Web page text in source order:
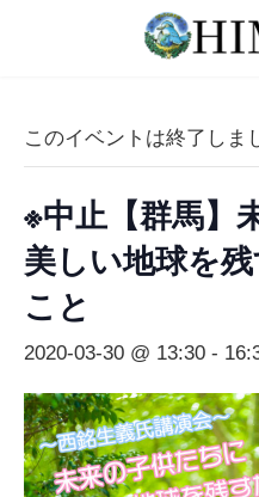
このイベントは終了しま
※中止【群馬】
美しい地球を
こと
2020-03-30 @ 13:30 -